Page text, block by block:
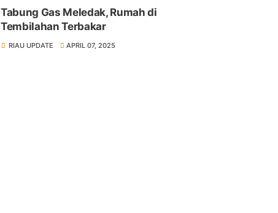
Tabung Gas Meledak, Rumah di
Tembilahan Terbakar
RIAU UPDATE APRIL 07, 2025